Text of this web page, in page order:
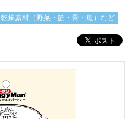
乾燥素材（野菜・筋・骨・魚）など